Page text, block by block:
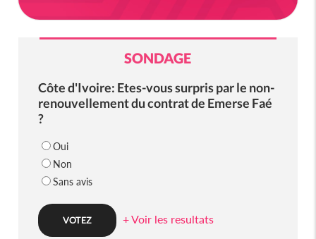
SONDAGE
Côte d'Ivoire: Etes-vous surpris par le non-
renouvellement du contrat de Emerse Faé
?
Oui
Non
Sans avis
+ Voir les resultats